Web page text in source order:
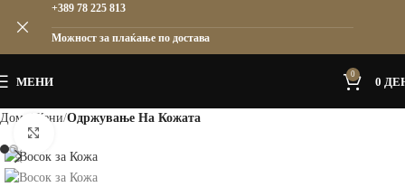
МЕНИ
0
0
Дома Жени Одржување На Кожата
+389 78 225 813
Можност за плаќање по достава